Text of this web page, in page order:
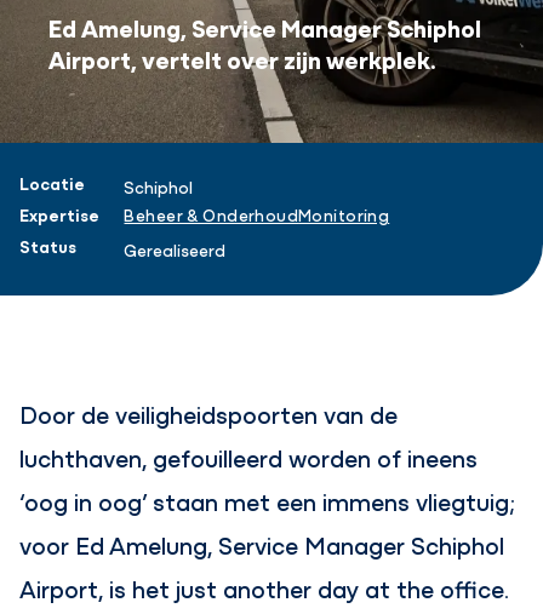
Ed Amelung, Service Manager Schiphol
Airport, vertelt over zijn werkplek.
Projectinformatie
Locatie
Schiphol
Expertise
Beheer & OnderhoudMonitoring
Status
Gerealiseerd
Door de veiligheidspoorten van de
luchthaven, gefouilleerd worden of ineens
‘oog in oog’ staan met een immens vliegtuig;
voor Ed Amelung, Service Manager Schiphol
Airport, is het just another day at the office.